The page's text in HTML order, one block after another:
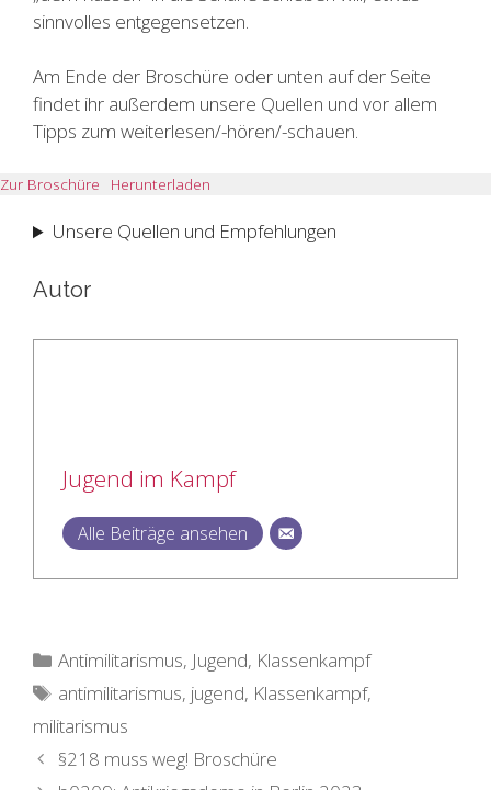
sinnvolles entgegensetzen.
Am Ende der Broschüre oder unten auf der Seite
findet ihr außerdem unsere Quellen und vor allem
Tipps zum weiterlesen/-hören/-schauen.
Zur Broschüre Herunterladen
Unsere Quellen und Empfehlungen
Autor
Jugend im Kampf
Alle Beiträge ansehen
Kategorien
Antimilitarismus, Jugend, Klassenkampf
Schlagwörter
antimilitarismus, jugend, Klassenkampf,
militarismus
§218 muss weg! Broschüre